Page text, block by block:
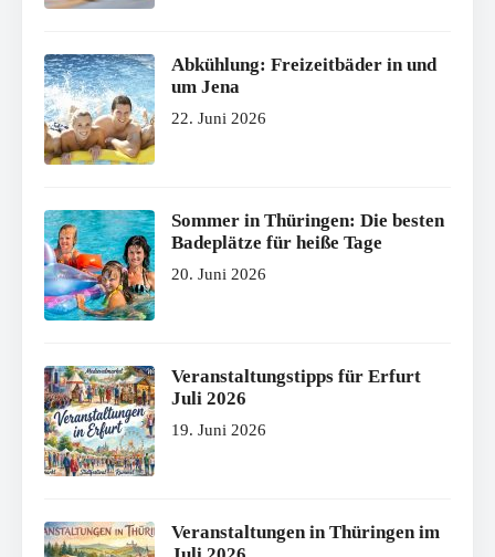
Abkühlung: Freizeitbäder in und
um Jena
22. Juni 2026
Sommer in Thüringen: Die besten
Badeplätze für heiße Tage
20. Juni 2026
Veranstaltungstipps für Erfurt
Juli 2026
19. Juni 2026
Veranstaltungen in Thüringen im